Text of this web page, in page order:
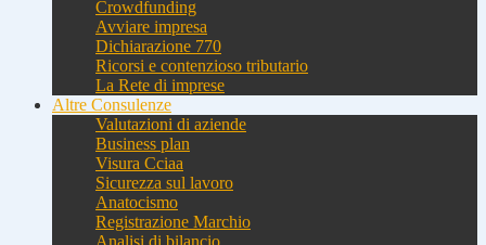
Crowdfunding
Avviare impresa
Dichiarazione 770
Ricorsi e contenzioso tributario
La Rete di imprese
Altre Consulenze
Valutazioni di aziende
Business plan
Visura Cciaa
Sicurezza sul lavoro
Anatocismo
Registrazione Marchio
Analisi di bilancio